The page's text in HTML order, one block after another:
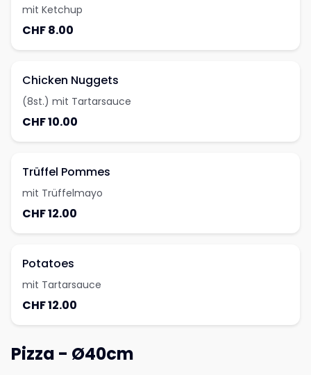
mit Ketchup
CHF 8.00
Chicken Nuggets
(8st.) mit Tartarsauce
CHF 10.00
Trüffel Pommes
mit Trüffelmayo
CHF 12.00
Potatoes
mit Tartarsauce
CHF 12.00
Pizza - Ø40cm